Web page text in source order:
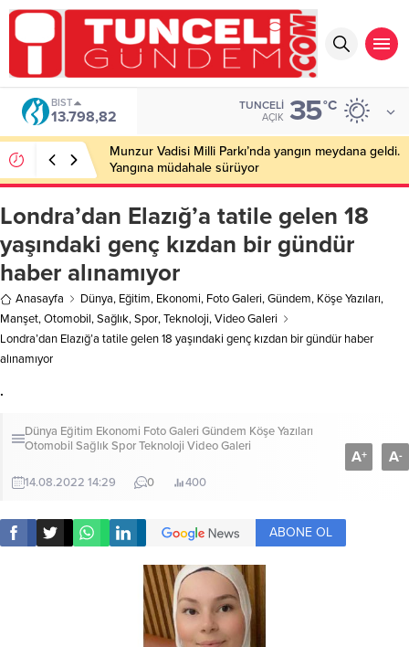
BIST
13.798,82
TUNCELI
AÇIK 35°C
Munzur Vadisi Milli Parkı’nda yangın meydana geldi.
Yangına müdahale sürüyor
Londra’dan Elazığ’a tatile gelen 18
yaşındaki genç kızdan bir gündür
haber alınamıyor
Anasayfa Dünya, Eğitim, Ekonomi, Foto Galeri,Gündem, Köşe Yazıları,
Manşet,Otomobil,Sağlık,Spor,Teknoloji,Video Galeri
Londra’dan Elazığ’a tatile gelen 18 yaşındaki genç kızdan bir gündür haber
alınamıyor
.
Dünya Eğitim Ekonomi Foto Galeri Gündem Köşe Yazıları
Otomobil SağlıkSporTeknoloji Video Galeri
14.08.2022 14:29 0 400
A+ A-
ABONE OL